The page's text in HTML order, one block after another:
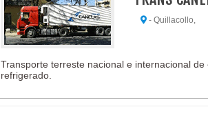
- Quillacollo,
Transporte terreste nacional e internacional
refrigerado.